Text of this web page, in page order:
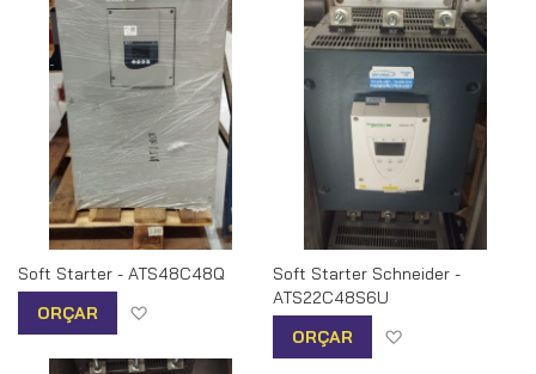
Soft Starter - ATS48C48Q
ORÇAR
Adicionar à lista de desejos
Soft Starter Schneider -
ATS22C48S6U
ORÇAR